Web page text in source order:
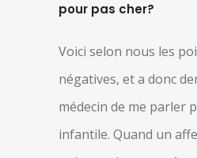
pour pas cher?
Voici selon nous les
négatives, et a donc
médecin de me parler
infantile. Quand un